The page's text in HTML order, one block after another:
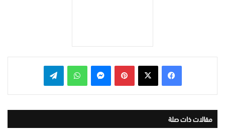
بينتيريست واتساب
مقالات ذات صلة